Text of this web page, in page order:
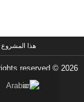
هذا المشروع
2026 © FrontAg Nexus. All rights reserved.
Arabic